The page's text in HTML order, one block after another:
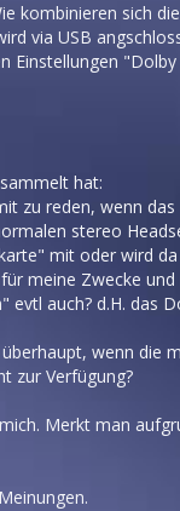
kombinieren sich
via USB
Einstellungen
hat:
zu reden, wenn
stereo
mit oder wird
meine Zwecke
evtl auch? d.H. das
wenn die
zur Verfügung?
Merkt man